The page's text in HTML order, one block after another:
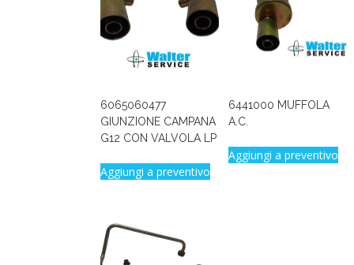
6065060477
GIUNZIONE CAMPANA
G12 CON VALVOLA LP
Aggiungi a preventivo
6441000 MUFFOLA
A.C.
Aggiungi a preventivo